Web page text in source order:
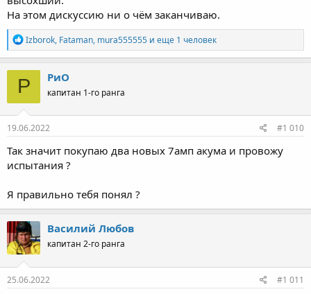
На этом дискуссию ни о чём заканчиваю.
Р
е
а
к
ц
и
:
Izborok, Fataman, mura555555 и еще 1 человек
Р РиО
капитан 1-го ранга
19.06.2022 #1 010
Так значит покупаю два новых 7амп акума и провожу
испытания ?
Я правильно тебя понял ?
Василий Любов
капитан 2-го ранга
25.06.2022 #1 011